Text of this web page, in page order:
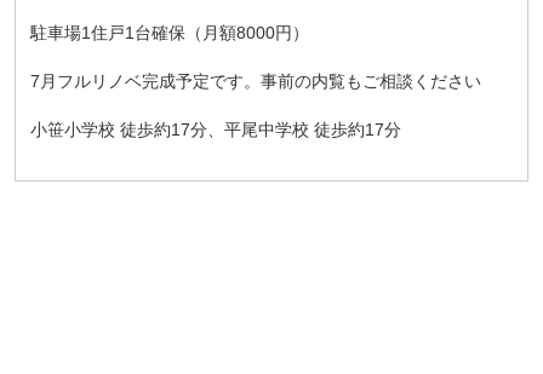
駐車場1住戸1台確保（月額8000円）
7月フルリノベ完成予定です。事前の内覧もご相談ください
小笹小学校 徒歩約17分、平尾中学校 徒歩約17分